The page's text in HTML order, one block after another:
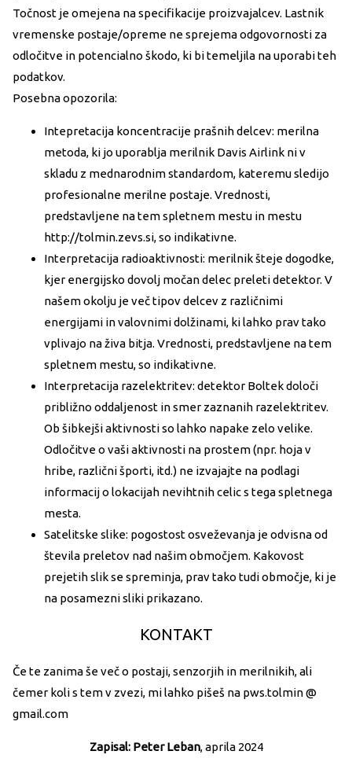
Točnost je omejena na specifikacije proizvajalcev. Lastnik
vremenske postaje/opreme ne sprejema odgovornosti za
odločitve in potencialno škodo, ki bi temeljila na uporabi teh
podatkov.
Posebna opozorila:
Intepretacija koncentracije prašnih delcev: merilna
metoda, ki jo uporablja merilnik Davis Airlink ni v
skladu z mednarodnim standardom, kateremu sledijo
profesionalne merilne postaje. Vrednosti,
predstavljene na tem spletnem mestu in mestu
http://tolmin.zevs.si, so indikativne.
Interpretacija radioaktivnosti: merilnik šteje dogodke,
kjer energijsko dovolj močan delec preleti detektor. V
našem okolju je več tipov delcev z različnimi
energijami in valovnimi dolžinami, ki lahko prav tako
vplivajo na živa bitja. Vrednosti, predstavljene na tem
spletnem mestu, so indikativne.
Interpretacija razelektritev: detektor Boltek določi
približno oddaljenost in smer zaznanih razelektritev.
Ob šibkejši aktivnosti so lahko napake zelo velike.
Odločitve o vaši aktivnosti na prostem (npr. hoja v
hribe, različni športi, itd.) ne izvajajte na podlagi
informacij o lokacijah nevihtnih celic s tega spletnega
mesta.
Satelitske slike: pogostost osveževanja je odvisna od
števila preletov nad našim območjem. Kakovost
prejetih slik se spreminja, prav tako tudi območje, ki je
na posamezni sliki prikazano.
KONTAKT
Če te zanima še več o postaji, senzorjih in merilnikih, ali
čemer koli s tem v zvezi, mi lahko pišeš na pws.tolmin @
gmail.com
Zapisal: Peter Leban, aprila 2024